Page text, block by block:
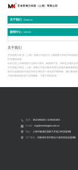
关于我们 / About us
新闻中心 / NEWS
关于我们
艾木恩电力科技（上海）有限公司是位于上海国家大学电力科技园
护完整的体系。
目前已经上市销售的产品有5大系列，60多种产品，同时也为相关合
艾木恩电力科技（上海）有限公司在河南许昌和江苏南京都有紧密
面对日趋激烈的市场竞争和全球经济一体化的严峻考验，我们将始
户提供更新更好的产品和服务，为客户创造价值。'
电话：18121094323 / 13193431823
E-mail：nzp@mnshanghai.com.cn
地址：
上海市杨浦区国家大学电力科技园3楼
生产基地：河南省许昌市阳光大道科技创业园5幢